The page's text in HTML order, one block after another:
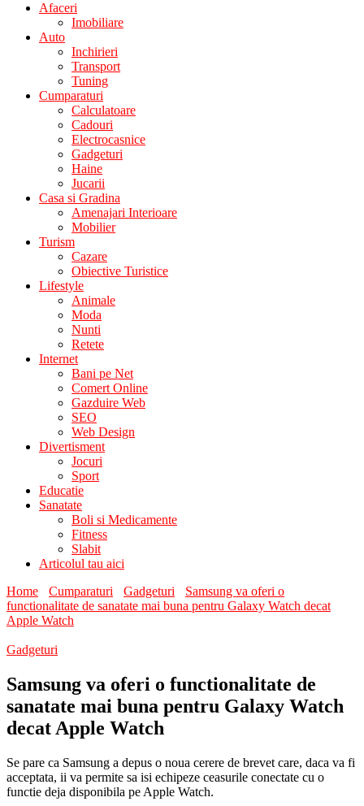
Afaceri
Imobiliare
Auto
Inchirieri
Transport
Tuning
Cumparaturi
Calculatoare
Cadouri
Electrocasnice
Gadgeturi
Haine
Jucarii
Casa si Gradina
Amenajari Interioare
Mobilier
Turism
Cazare
Obiective Turistice
Lifestyle
Animale
Moda
Nunti
Retete
Internet
Bani pe Net
Comert Online
Gazduire Web
SEO
Web Design
Divertisment
Jocuri
Sport
Educatie
Sanatate
Boli si Medicamente
Fitness
Slabit
Articolul tau aici
Home
Cumparaturi Gadgeturi
Samsung va oferi o
functionalitate de sanatate mai buna pentru Galaxy Watch decat
Apple Watch
Gadgeturi
Samsung va oferi o functionalitate de
sanatate mai buna pentru Galaxy Watch
decat Apple Watch
Se pare ca Samsung a depus o noua cerere de brevet care, daca va fi
acceptata, ii va permite sa isi echipeze ceasurile conectate cu o
functie deja disponibila pe Apple Watch.